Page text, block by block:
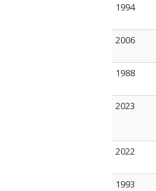
1994
2006
1988
2023
2022
1993